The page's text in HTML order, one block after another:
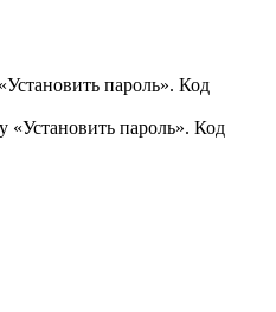
пароль». Код
пароль». Код